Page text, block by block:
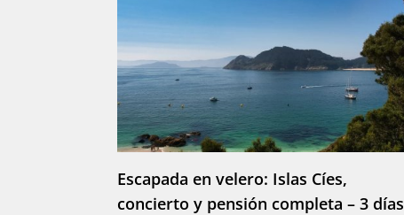
Escapada en velero: Islas Cíes,
concierto y pensión completa – 3 días